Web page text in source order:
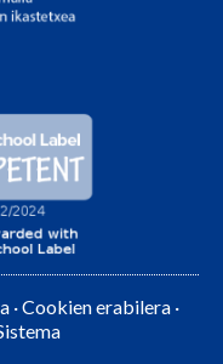
·Cookien erabilera ·